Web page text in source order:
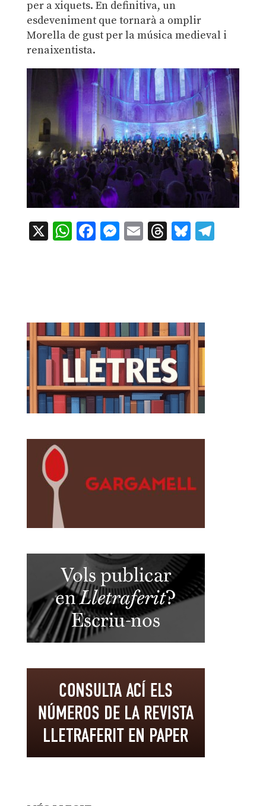
per a xiquets. En definitiva, un
esdeveniment que tornarà a omplir
Morella de gust per la música medieval i
renaixentista.
X WhatsApp
Facebook
Messenger
EmailThreads
Bluesky